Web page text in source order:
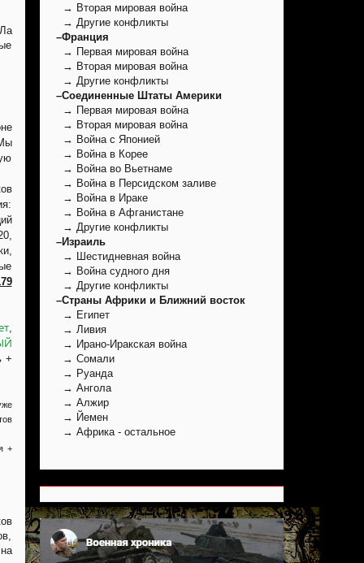
,
+
+
→ Вторая мировая война
→ Другие конфликты
–Франция
→ Первая мировая война
→ Вторая мировая война
→ Другие конфликты
–Соединенные Штаты Америки
→ Первая мировая война
→ Вторая мировая война
→ Война с Японией
→ Война в Корее
→ Война во Вьетнаме
→ Война в Персидском заливе
→ Война в Ираке
→ Война в Афганистане
→ Другие конфликты
–Израиль
→ Шестидневная война
→ Война судного дня
→ Другие конфликты
–Страны Африки и Ближний восток
→ Египет
→ Ливия
→ Ирано-Иракская война
→ Сомали
→ Руанда
→ Ангола
→ Алжир
→ Йемен
→ Африка - остальное